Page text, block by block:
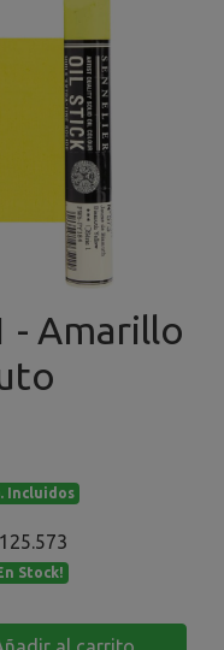
- Amarillo
Incluidos
Stock!